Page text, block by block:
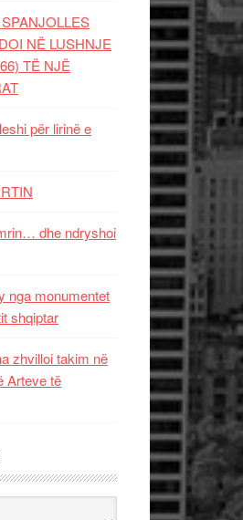
NË LUSHNJE
TË NJË
për lirinë e
dhe ndryshoi
nga monumentet
shqiptar
zhvilloi takim në
Arteve të